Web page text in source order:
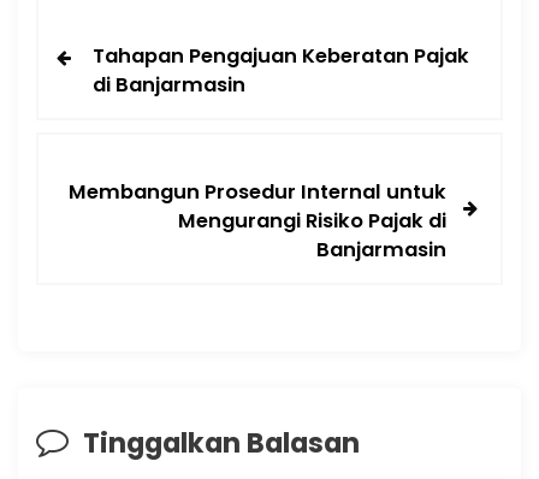
Tahapan Pengajuan Keberatan Pajak
di Banjarmasin
Membangun Prosedur Internal untuk
Mengurangi Risiko Pajak di
Banjarmasin
Tinggalkan Balasan